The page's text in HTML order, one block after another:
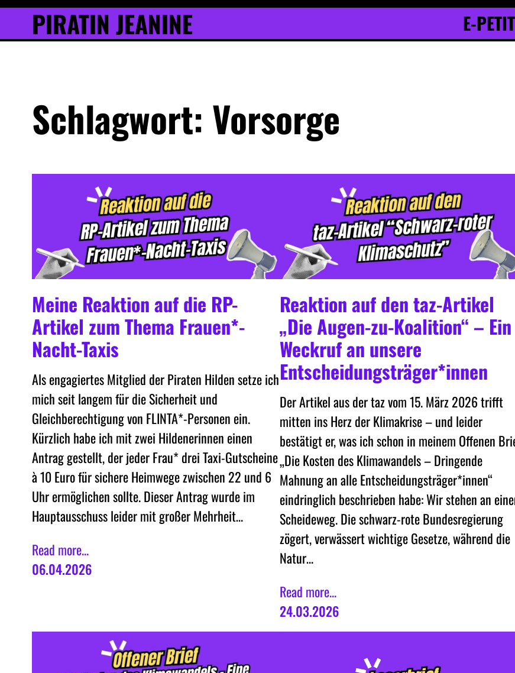
springen
Skip
content
PIRATIN JEANINE E-
Schlagwort: Vorsorge
Meine Reaktion auf die RP-
Artikel zum Thema Frauen*-
Nacht-Taxis
Als engagiertes Mitglied der Piraten Hilden setze ich
mich seit langem für die Sicherheit und
Gleichberechtigung von FLINTA*-Personen ein.
Kürzlich habe ich mit zwei Hildenerinnen einen
Antrag gestellt, der jeder Frau* drei Taxi-Gutscheine
à 10 Euro für sichere Heimwege zwischen 22 und 6
Uhr ermöglichen sollte. Dieser Antrag wurde im
Hauptausschuss leider mit großer Mehrheit…
Read more...
06.04.2026
Reaktion auf den taz-Artikel
„Die Augen-zu-Koalition“ – Ein
Weckruf an unsere
Entscheidungsträger*innen
Der Artikel aus der taz vom 15. März 2026 trifft
mitten ins Herz der Klimakrise – und leider
bestätigt er, was ich schon in meinem Offenen
„Die Kosten des Klimawandels – Dringende
Mahnung an alle Entscheidungsträger*innen“
eindringlich beschrieben habe: Wir stehen an
Scheideweg. Die schwarz-rote Bundesregierung
zögert, verwässert wichtige Gesetze, während die
Natur…
Read more...
24.03.2026